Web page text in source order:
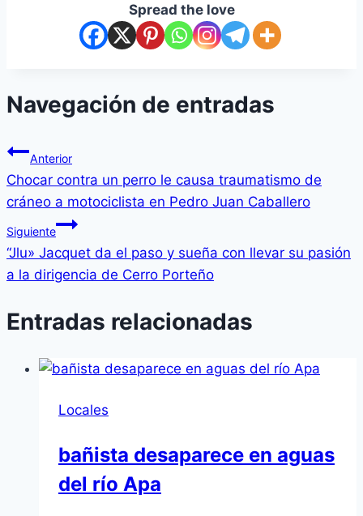
Spread the love
Navegación de entradas
Anterior
Chocar contra un perro le causa traumatismo de
cráneo a motociclista en Pedro Juan Caballero
Siguiente
“Jlu» Jacquet da el paso y sueña con llevar su pasión
a la dirigencia de Cerro Porteño
Entradas relacionadas
Locales
bañista desaparece en aguas
del río Apa